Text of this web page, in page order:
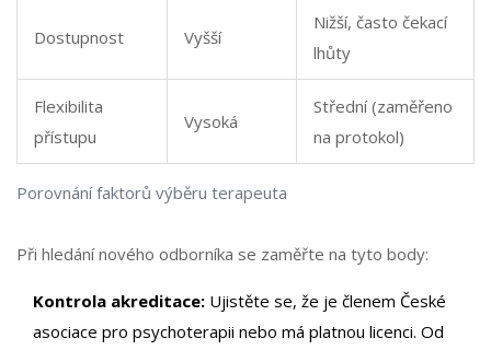
Porovnání faktorů výběru terapeuta
Dostupnost Vyšší
Nižší, často čekací
lhůty
Flexibilita
přístupu
Vysoká
Střední (zaměřeno
na protokol)
Při hledání nového odborníka se zaměřte na tyto body:
Kontrola akreditace: Ujistěte se, že je členem České
asociace pro psychoterapii nebo má platnou licenci. Od